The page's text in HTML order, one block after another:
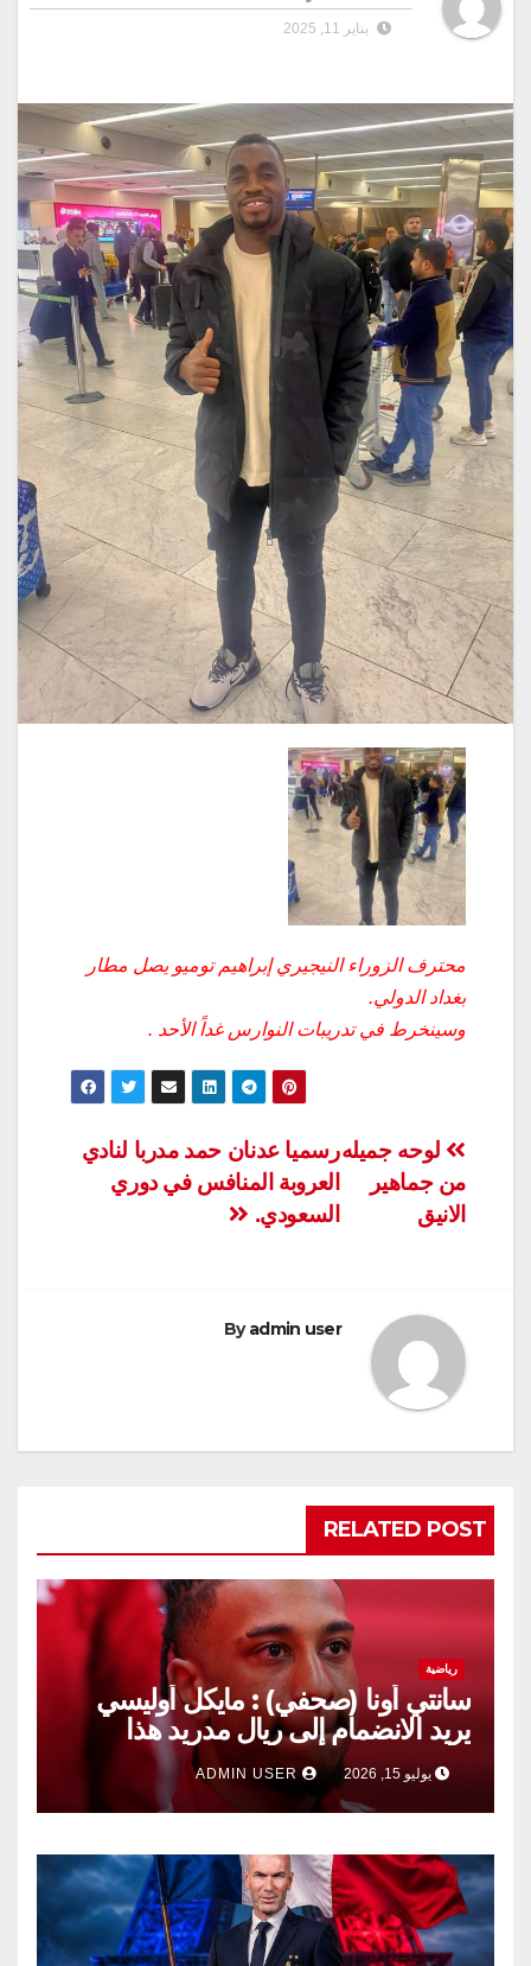
يناير 11, 2025
محترف الزوراء النيجيري إبراهيم توميو يصل مطار
بغداد الدولي.
وسينخرط في تدريبات النوارس غداً الأحد .
تصفّح
المقالات
رسميا عدنان حمد مدربا لنادي
العروبة المنافس في دوري
السعودي.
لوحه جميله
من جماهير
الانيق
Byadmin user
RELATED POST
رياضية
سانتي أونا (صحفي) : مايكل أوليسي
يريد الانضمام إلى ريال مدريد هذا
الصيف.
يوليو 15, 2026 ADMIN USER